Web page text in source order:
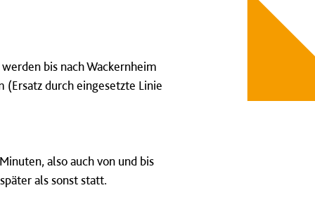
bis nach Wackernheim
durch eingesetzte Linie
also auch von und bis
als sonst statt.